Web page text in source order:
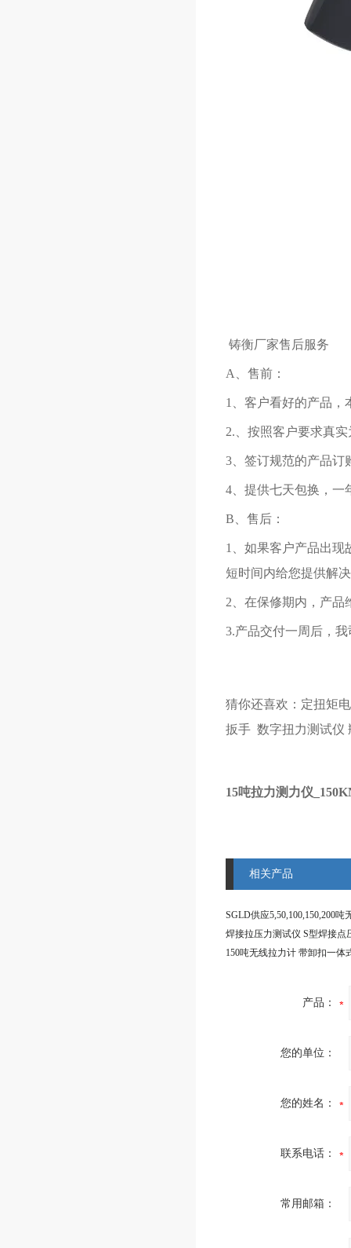
铸衡厂家售后服务
A、售前：
1、客户看好的产品，
2.、按照客户要求真
3、签订规范的产品订
4、提供七天包换，一
B、售后：
1、如果客户产品出现
短时间内给您提供解
2、在保修期内，产品
3.产品交付一周后，
猜你还喜欢： 定扭矩
扳手 数字扭力测试仪
15吨拉力测力仪
相关产品
产品：
您的单位：
您的姓名：
联系电话：
常用邮箱：